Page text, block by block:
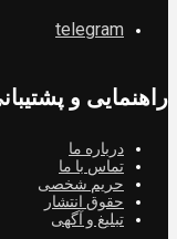
telegram
راهنمایی و
درباره ما
تماس با ما
حریم شخصی
حقوق انتشار
تبلیغ و آگهی